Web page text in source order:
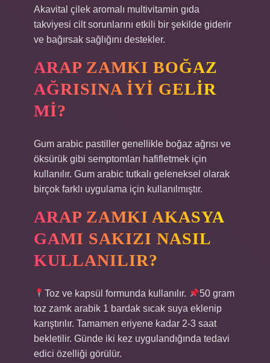
Akavital çilek aromalı multivitamin gıda
takviyesi cilt sorunlarını etkili bir şekilde giderir
ve bağırsak sağlığını destekler.
ARAP ZAMKI BOĞAZ
AĞRISINA IYI GELIR
MI?
Gum arabic pastiller genellikle boğaz ağrısı ve
öksürük gibi semptomları hafifletmek için
kullanılır. Gum arabic tutkalı geleneksel olarak
birçok farklı uygulama için kullanılmıştır.
ARAP ZAMKI AKASYA
GAMI SAKIZI NASIL
KULLANILIR?
Toz ve kapsül formunda kullanılır.
50 gram
toz zamk arabik 1 bardak sıcak suya eklenip
karıştırılır. Tamamen eriyene kadar 2-3 saat
bekletilir. Günde iki kez uygulandığında tedavi
edici özelliği görülür.